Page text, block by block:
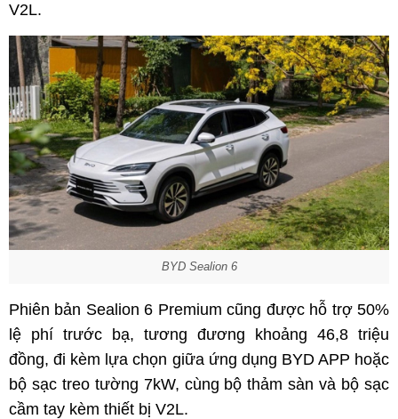
V2L.
BYD Sealion 6
Phiên bản Sealion 6 Premium cũng được hỗ trợ 50%
lệ phí trước bạ, tương đương khoảng 46,8 triệu
đồng, đi kèm lựa chọn giữa ứng dụng BYD APP hoặc
bộ sạc treo tường 7kW, cùng bộ thảm sàn và bộ sạc
cầm tay kèm thiết bị V2L.